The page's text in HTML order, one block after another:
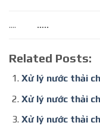
…. …..
Related Posts:
Xử lý nước thải
Xử lý nước thải
Xử lý nước thải